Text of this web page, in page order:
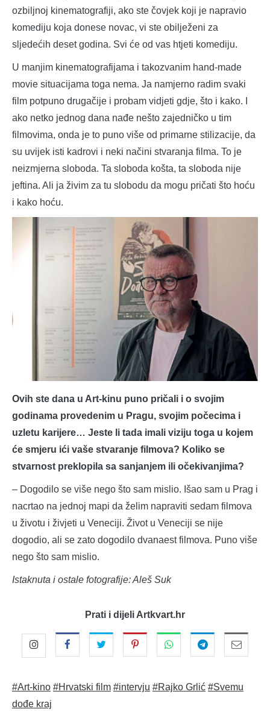
ozbiljnoj kinematografiji, ako ste čovjek koji je napravio
komediju koja donese novac, vi ste obilježeni za
sljedećih deset godina. Svi će od vas htjeti komediju.
U manjim kinematografijama i takozvanim hand-made
movie situacijama toga nema. Ja namjerno radim svaki
film potpuno drugačije i probam vidjeti gdje, što i kako. I
ako netko jednog dana nađe nešto zajedničko u tim
filmovima, onda je to puno više od primarne stilizacije, da
su uvijek isti kadrovi i neki načini stvaranja filma. To je
neizmjerna sloboda. Ta sloboda košta, ta sloboda nije
jeftina. Ali ja živim za tu slobodu da mogu pričati što hoću
i kako hoću.
Ovih ste dana u Art-kinu puno pričali i o svojim
godinama provedenim u Pragu, svojim počecima i
uzletu karijere… Jeste li tada imali viziju toga u kojem
će smjeru ići vaše stvaranje filmova? Koliko se
stvarnost preklopila sa sanjanjem ili očekivanjima?
– Dogodilo se više nego što sam mislio. Išao sam u Prag i
nacrtao na jednoj mapi da želim napraviti sedam filmova
u životu i živjeti u Veneciji. Život u Veneciji se nije
dogodio, ali se zato dogodilo dvanaest filmova. Puno više
nego što sam mislio.
Istaknuta i ostale fotografije: Aleš Suk
Prati i dijeli Artkvart.hr
#Art-kino #Hrvatski film #intervju #Rajko Grlić #Svemu
dođe kraj